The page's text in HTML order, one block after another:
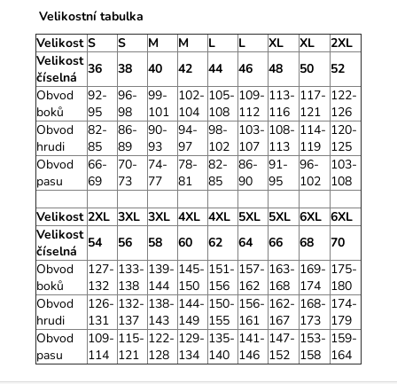
Velikostní tabulka
Velikost S S M M L L XL XL
2XL
Velikost
číselná
36 38 40 42 44 46 48 50
52
Obvod
boků
92-
95
96-
98
99-
101
102-
104
105-
108
109-
112
113-
116
117-
121
122-
126
Obvod
hrudi
82-
85
86-
89
90-
93
94-
97
98-
102
103-
107
108-
113
114-
119
120-
125
Obvod
pasu
66-
69
70-
73
74-
77
78-
81
82-
85
86-
90
91-
95
96-
102
103-
108
Velikost 2XL 3XL 3XL 4XL 4XL 5XL 5XL 6XL 6XL
Velikost
číselná
54 56 58 60 62 64 66 68
70
Obvod
boků
127-
132
133-
138
139-
144
145-
150
151-
156
157-
162
163-
168
169-
174
175-
180
Obvod
hrudi
126-
131
132-
137
138-
143
144-
149
150-
155
156-
161
162-
167
168-
173
174-
179
Obvod
pasu
109-
114
115-
121
122-
128
129-
134
135-
140
141-
146
147-
152
153-
158
159-
164